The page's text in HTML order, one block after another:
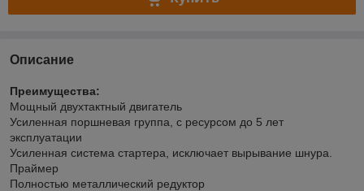
Описание
Преимущества:
Мощный двухтактный двигатель
Усиленная поршневая группа, с ресурсом до 5 лет
эксплуатации
Усиленная система стартера, исключает вырывание шнура.
Праймер
Полностью металлический редуктор